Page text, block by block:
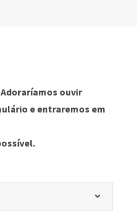
ouvir
e entraremos em